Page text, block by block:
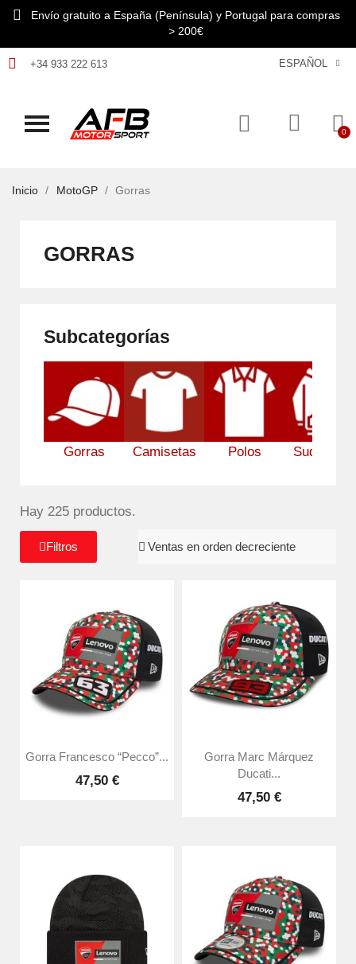
Envío gratuito a España (Península) y Portugal para compras
> 200€
+34 933 222 613 ESPAÑOL
Inicio MotoGP Gorras
GORRAS
Subcategorías
Gorras Camisetas Polos Sudaderas
Hay 225 productos.
Filtros
Gorra Francesco “Pecco”...
47,50 €
Gorra Marc Márquez
Ducati...
47,50 €